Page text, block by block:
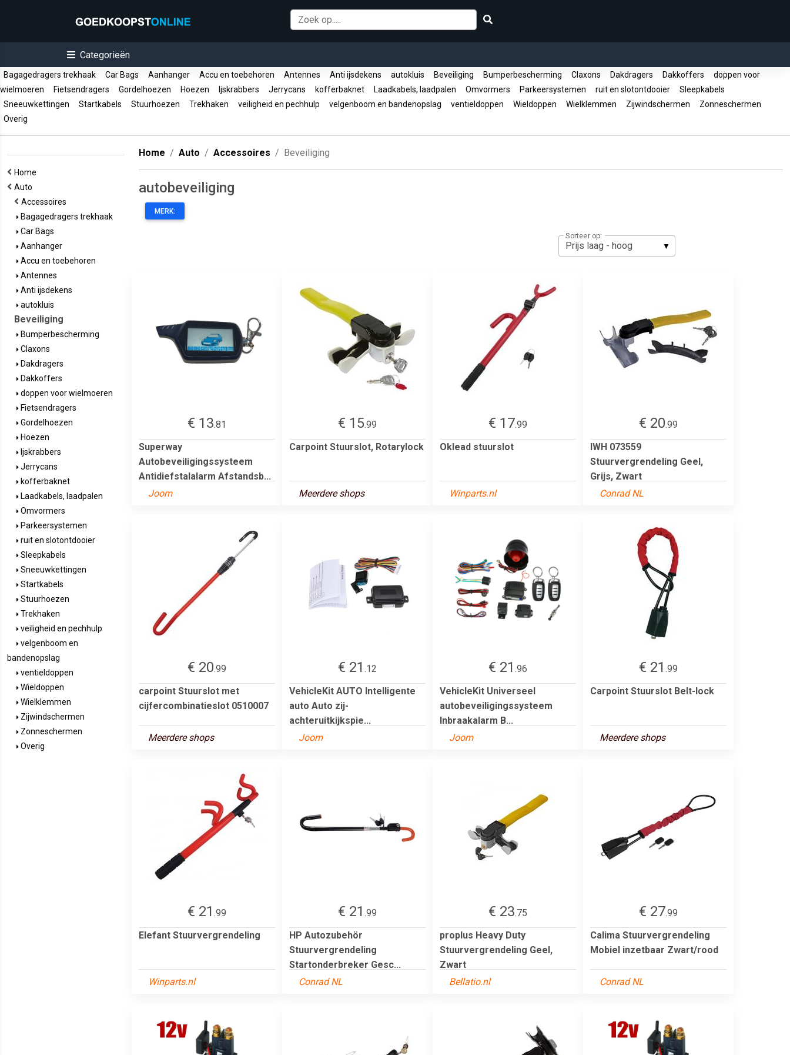
Categorieën
Bagagedragers trekhaak Car Bags Aanhanger Accu en toebehoren Antennes Anti ijsdekens autokluis Beveiliging Bumperbescherming Claxons Dakdragers Dakkoffers
doppen voor
wielmoeren
Fietsendragers Gordelhoezen Hoezen Ijskrabbers Jerrycans kofferbaknet Laadkabels, laadpalen Omvormers Parkeersystemen ruit en slotontdooier
Sleepkabels
Sneeuwkettingen
Startkabels Stuurhoezen Trekhaken veiligheid en pechhulp velgenboom en bandenopslag ventieldoppen Wieldoppen Wielklemmen Zijwindschermen
Zonneschermen
Overig
Home
Auto
Accessoires
Bagagedragers trekhaak
Car Bags
Aanhanger
Accu en toebehoren
Antennes
Anti ijsdekens
autokluis
Beveiliging
Bumperbescherming
Claxons
Dakdragers
Dakkoffers
doppen voor wielmoeren
Fietsendragers
Gordelhoezen
Hoezen
Ijskrabbers
Jerrycans
kofferbaknet
Laadkabels, laadpalen
Omvormers
Parkeersystemen
ruit en slotontdooier
Sleepkabels
Sneeuwkettingen
Startkabels
Stuurhoezen
Trekhaken
veiligheid en pechhulp
velgenboom en
bandenopslag
ventieldoppen
Wieldoppen
Wielklemmen
Zijwindschermen
Zonneschermen
Overig
Home Auto Accessoires Beveiliging
autobeveiliging
MERK:
Sorteer op:
€ 13.81
Superway
Autobeveiligingssysteem
Antidiefstalalarm Afstandsb...
Joom
€ 15.99
Carpoint Stuurslot, Rotarylock
Meerdere shops
€ 17.99
Oklead stuurslot
Winparts.nl
€ 20.99
IWH 073559
Stuurvergrendeling Geel,
Grijs, Zwart
Conrad NL
€ 20.99
carpoint Stuurslot met
cijfercombinatieslot 0510007
Meerdere shops
€ 21 .12
VehicleKit AUTO Intelligente
auto Auto zij-
achteruitkijkspie...
Joom
€ 21 .96
VehicleKit Universeel
autobeveiligingssysteem
Inbraakalarm B...
Joom
€ 21 .99
Carpoint Stuurslot Belt-lock
Meerdere shops
€ 21 .99
Elefant Stuurvergrendeling
Winparts.nl
€ 21 .99
HP Autozubehör
Stuurvergrendeling
Startonderbreker Gesc...
Conrad NL
€ 23.75
proplus Heavy Duty
Stuurvergrendeling Geel,
Zwart
Bellatio.nl
€ 27.99
Calima Stuurvergrendeling
Mobiel inzetbaar Zwart/rood
Conrad NL